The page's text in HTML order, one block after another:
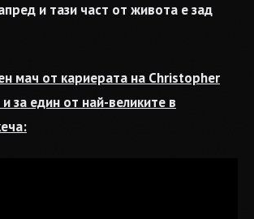
и тази част от живота е зад
мач от кариерата на Christopher
за един от най-великите в